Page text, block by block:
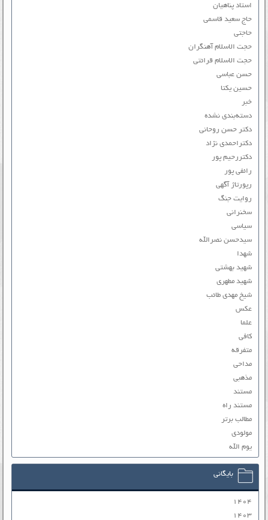
استاد پناهیان
حاج سعید قاسمی
حاجتی
حجت الاسلام آهنگران
حجت الاسلام قرائتی
حسن عباسی
حسین یکتا
خبر
دسته‌بندی نشده
دکتر حسن روحانی
دکتراحمدی نژاد
دکتررحیم پور
رائفی پور
رپورتاژ آگهی
روایت جنگ
سخنرانی
سیاسی
سیدحسن نصرالله
شهدا
شهید بهشتی
شهید مطهری
شیخ مهدی طائب
عکس
علما
کافی
متفرقه
مداحی
مذهبی
مستند
مستند راه
مطالب برتر
مولودی
یوم الله
بایگانی
۱۴۰۴
۱۴۰۳